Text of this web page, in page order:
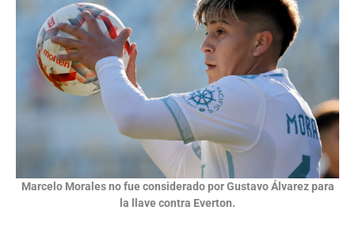
Marcelo Morales no fue considerado por Gustavo Álvarez para
la llave contra Everton.